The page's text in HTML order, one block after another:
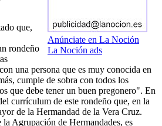
Anúnciate en La Noción
La Noción ads
que,
rondeño
una persona que es muy conocida en
cumple de sobra con todos los
que debe tener un buen pregonero". En
currículum de este rondeño que, en la
de la Hermandad de la Vera Cruz.
Agrupación de Hermandades, es